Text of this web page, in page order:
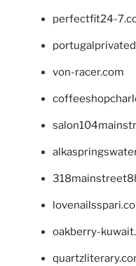
perfectfit24-
von-racer.com
oakberry-